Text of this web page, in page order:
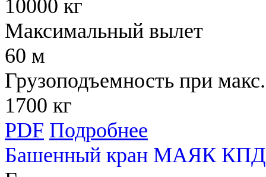
10000 кг
Максимальный вылет
60 м
Грузоподъемность при
1700 кг
PDF Подробнее
Башенный кран МАЯК КПД